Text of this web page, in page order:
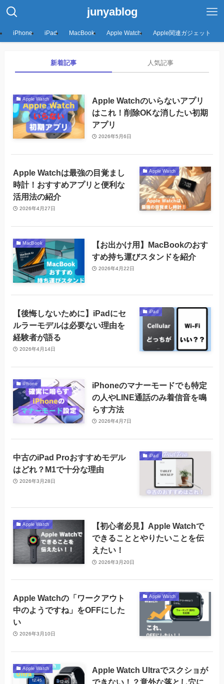
junyablog
iPhone iPad MacBook Apple Watch Apple関連ガジェット
新着記事 人気記事
Apple Watch
Apple Watchのいらないアプリ
はこれ！削除OKな消したい初期
アプリ
2026年5月6日
Apple Watch
Apple Watchは最強の目覚まし
時計！おすすめアプリと便利な
活用法の紹介
2026年4月27日
MacBook
【お出かけ用】MacBookのおす
すめ持ち運びスタンドを紹介
2026年4月22日
iPad
【後悔しないために】iPadにセ
ルラーモデルは必要ない理由を
経験者が語る
2026年4月14日
iPhone
iPhoneのマナーモードでも特定
の人やLINE通話のみ着信音を鳴
らす方法
2026年4月7日
iPad
中古のiPad Proおすすめモデル
はどれ？M1で十分な理由
2026年3月28日
Apple Watch
【初心者必見】Apple Watchで
できることとやりたいことを伝
えたい！
2026年3月20日
Apple Watch
Apple Watchの「ワークアウト
中のようですね」をOFFにした
い
2026年3月10日
Apple Watch
Apple Watch Ultraでスクショが
できない！？意外な落とし穴に